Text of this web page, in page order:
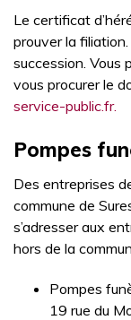
Le certificat
prouver la
succession. Vous
vous procurer le
service-public.fr.
Pompes
Des entreprises
commune de
s’adresser aux
hors de la
Pompes
19 rue du